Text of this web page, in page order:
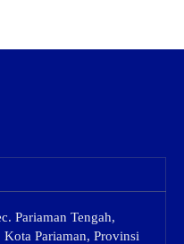
Pariaman Tengah,
Pariaman, Provinsi